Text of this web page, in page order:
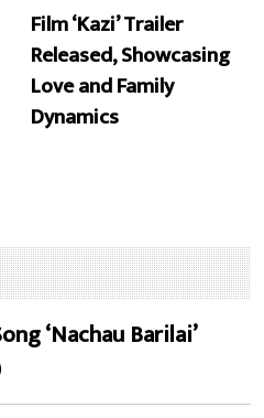
Film ‘Kazi’ Trailer
Released, Showcasing
Love and Family
Dynamics
‘Nachau Barilai’